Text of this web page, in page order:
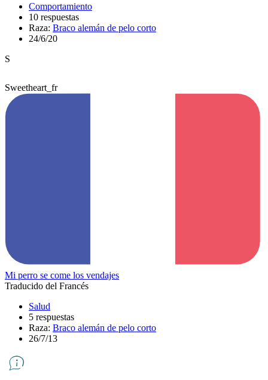
Comportamiento
10 respuestas
Raza: Braco alemán de pelo corto
24/6/20
S
Sweetheart_fr
Mi perro se come los vendajes
Traducido del Francés
Salud
5 respuestas
Raza: Braco alemán de pelo corto
26/7/13